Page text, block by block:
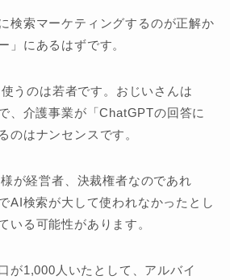
検索マーケティングするのが正解か
」にあるはずです。
うのは若者です。おじいさんは
、介護事業が「ChatGPTの回答に
のはナンセンスです。
が経営者、決裁権者なのであれ
AI検索が大して使われなかったとし
いる可能性があります。
が1,000人いたとして、アルバイ